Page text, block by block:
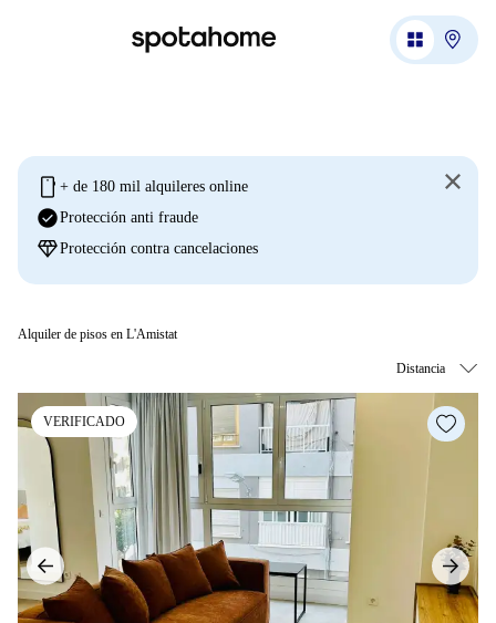
mobile + de 180 mil alquileres online
check_circleProtección anti fraude
diamondProtección contra cancelaciones
Alquiler de pisos en L'Amistat
VERIFICADO